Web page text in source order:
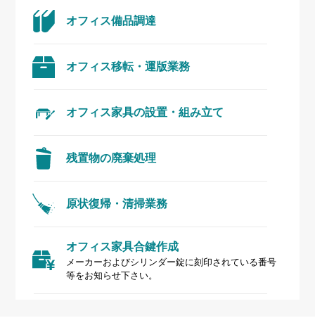
オフィス備品調達
オフィス移転・運版業務
オフィス家具の設置・組み立て
残置物の廃棄処理
原状復帰・清掃業務
オフィス家具合鍵作成
メーカーおよびシリンダー錠に刻印されている番号
等をお知らせ下さい。